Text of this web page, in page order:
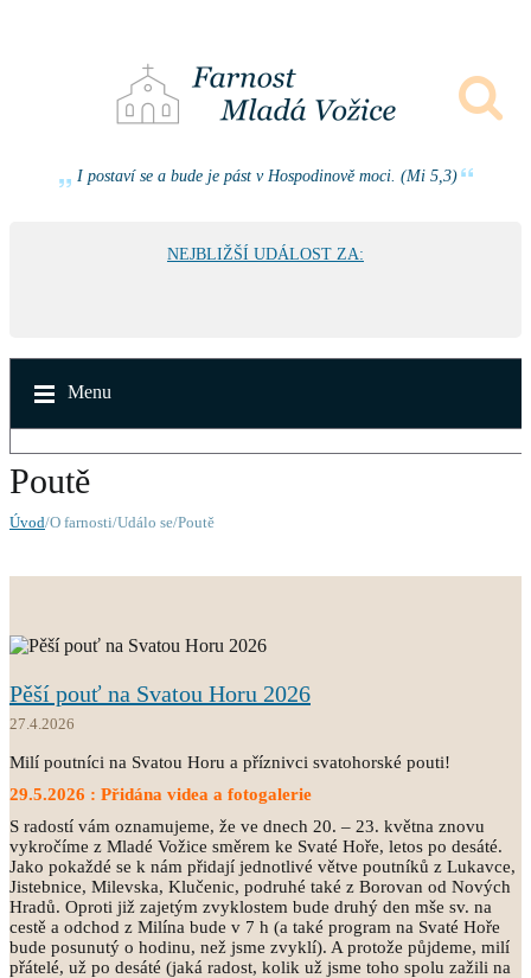
I postaví se a bude je pást v Hospodinově moci. (Mi 5,3)
NEJBLIŽŠÍ UDÁLOST ZA:
Menu
Poutě
Úvod/O farnosti/Událo se/Poutě
Pěší pouť na Svatou Horu 2026
27.4.2026
Milí poutníci na Svatou Horu a příznivci svatohorské pouti!
29.5.2026 : Přidána videa a fotogalerie
S radostí vám oznamujeme, že ve dnech 20. – 23. května znovu
vykročíme z Mladé Vožice směrem ke Svaté Hoře, letos po desáté.
Jako pokaždé se k nám přidají jednotlivé větve poutníků z Lukavce,
Jistebnice, Milevska, Klučenic, podruhé také z Borovan od Nových
Hradů. Oproti již zajetým zvyklostem bude druhý den mše sv. na
cestě a odchod z Milína bude v 7 h (a také program na Svaté Hoře
bude posunutý o hodinu, než jsme zvyklí). A protože půjdeme, milí
přátelé, už po desáté (jaká radost, kolik už jsme toho spolu zažili na